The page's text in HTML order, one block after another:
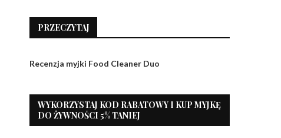
PRZECZYTAJ
Recenzja myjki Food Cleaner Duo
WYKORZYSTAJ KOD RABATOWY I KUP MYJKĘ
DO ŻYWNOŚCI 5% TANIEJ